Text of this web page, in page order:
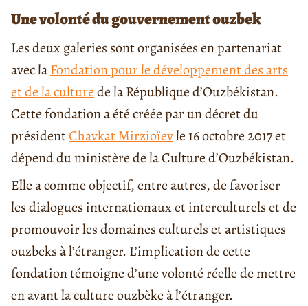
Une volonté du gouvernement ouzbek
Les deux galeries sont organisées en partenariat
avec laFondation pour le développement des arts
et de la culturede la République d’Ouzbékistan.
Cette fondation a été créée par un décret du
présidentChavkat Mirzioïevle 16 octobre 2017 et
dépend du ministère de la Culture d’Ouzbékistan.
Elle a comme objectif, entre autres, de favoriser
les dialogues internationaux et interculturels et de
promouvoir les domaines culturels et artistiques
ouzbeks à l’étranger. L’implication de cette
fondation témoigne d’une volonté réelle de mettre
en avant la culture ouzbèke à l’étranger.